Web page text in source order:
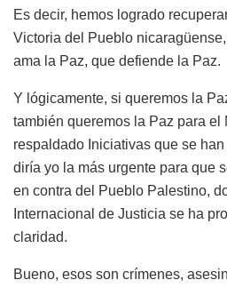
Es decir, hemos logrado
Victoria del Pueblo
ama la Paz, que defiende la Paz.
Y lógicamente, si queremos la
también queremos la Paz para el
respaldado Iniciativas que se
diría yo la más urgente para que
en contra del Pueblo Palestino,
Internacional de Justicia se ha
claridad.
Bueno, esos son crímenes,